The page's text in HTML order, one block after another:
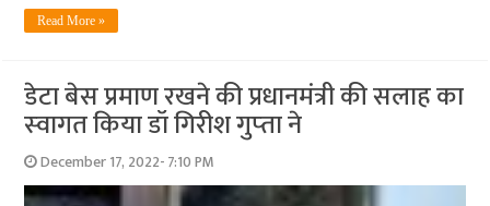
Read More »
डेटा बेस प्रमाण रखने की प्रधानमंत्री की सलाह का
स्‍वागत किया डॉ गिरीश गुप्‍ता ने
December 17, 2022- 7:10 PM